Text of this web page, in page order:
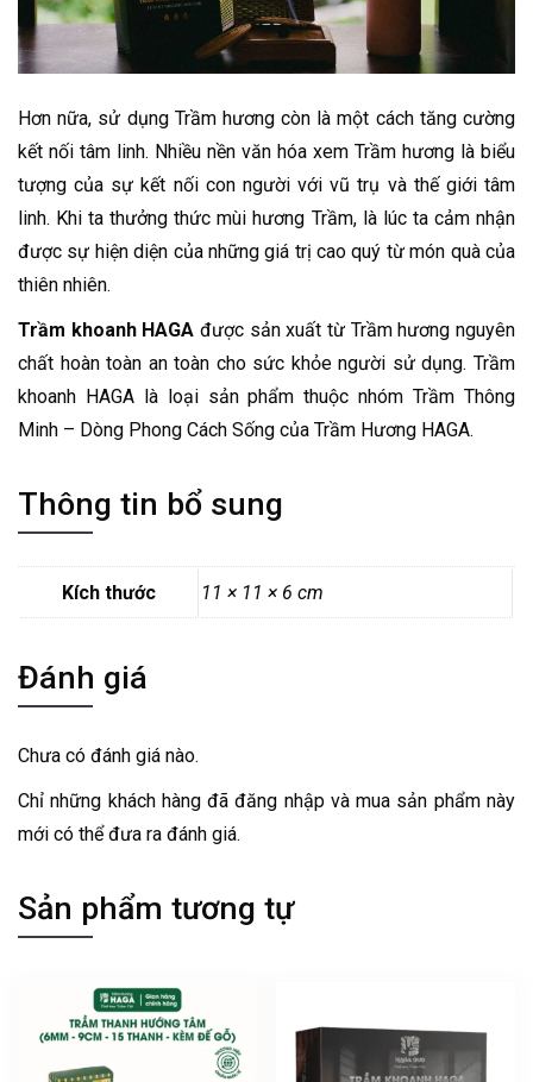
Hơn nữa, sử dụng Trầm hương còn là một cách tăng cường
kết nối tâm linh. Nhiều nền văn hóa xem Trầm hương là biểu
tượng của sự kết nối con người với vũ trụ và thế giới tâm
linh. Khi ta thưởng thức mùi hương Trầm, là lúc ta cảm nhận
được sự hiện diện của những giá trị cao quý từ món quà của
thiên nhiên.
Trầm khoanh HAGA được sản xuất từ Trầm hương nguyên
chất hoàn toàn an toàn cho sức khỏe người sử dụng. Trầm
khoanh HAGA là loại sản phẩm thuộc nhóm Trầm Thông
Minh – Dòng Phong Cách Sống của Trầm Hương HAGA.
Thông tin bổ sung
Kích thước 11 × 11 × 6 cm
Đánh giá
Chưa có đánh giá nào.
Chỉ những khách hàng đã đăng nhập và mua sản phẩm này
mới có thể đưa ra đánh giá.
Sản phẩm tương tự